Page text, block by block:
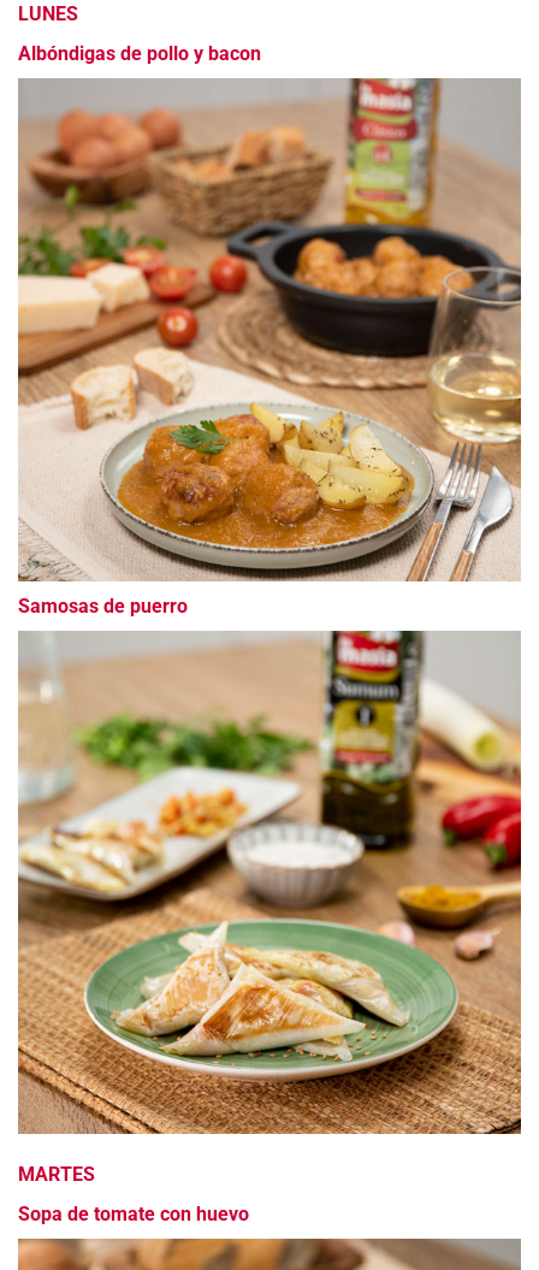
LUNES
Albóndigas de pollo y bacon
Samosas de puerro
MARTES
Sopa de tomate con huevo